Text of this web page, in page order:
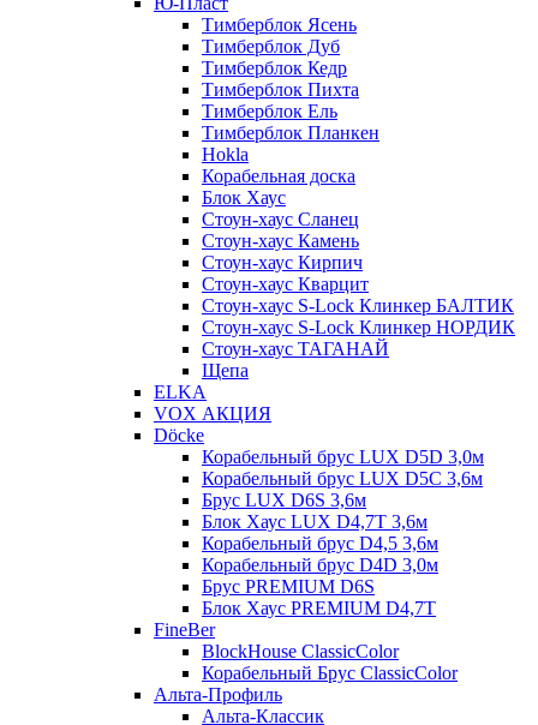
Тимберблок Ясень
Тимберблок Дуб
Тимберблок Кедр
Тимберблок Пихта
Тимберблок Ель
Тимберблок Планкен
Hokla
Корабельная доска
Блок Хаус
Стоун-хаус Сланец
Стоун-хаус Камень
Стоун-хаус Кирпич
Стоун-хаус Кварцит
Стоун-хаус S-Lock Клинкер БАЛТИК
Стоун-хаус S-Lock Клинкер НОРДИК
Стоун-хаус ТАГАНАЙ
Щепа
ELKA
VOX АКЦИЯ
Döcke
Корабельный брус LUX D5D 3,0м
Корабельный брус LUX D5C 3,6м
Брус LUX D6S 3,6м
Блок Хаус LUX D4,7T 3,6м
Корабельный брус D4,5 3,6м
Корабельный брус D4D 3,0м
Брус PREMIUM D6S
Блок Хаус PREMIUM D4,7T
FineBer
BlockHouse ClassicColor
Корабельный Брус ClassicColor
Альта-Профиль
Альта-Классик